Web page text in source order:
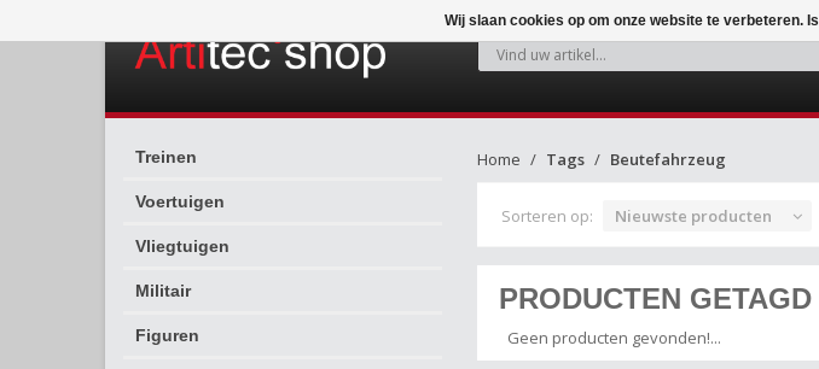
Treinen
Voertuigen
Vliegtuigen
Militair
Figuren
Home Tags Beutefahrzeug
Sorteren op: Nieuwste producten
PRODUCTEN
Geen producten gevonden!...
Wij slaan cookies op om onze website te verbeteren.